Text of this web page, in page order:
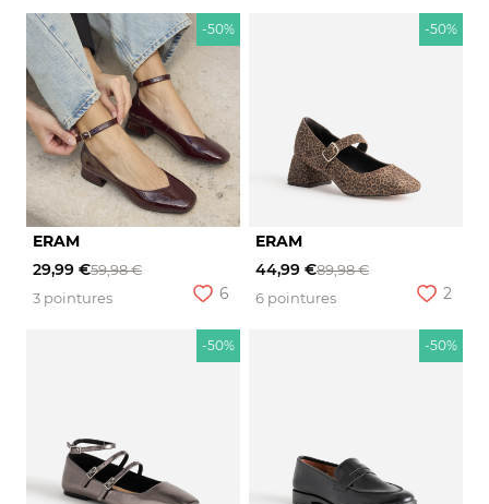
-50%
ERAM
29,99 €59,98 €
3 pointures
6
-50%
ERAM
44,99 €89,98 €
6 pointures
2
-50% -50%